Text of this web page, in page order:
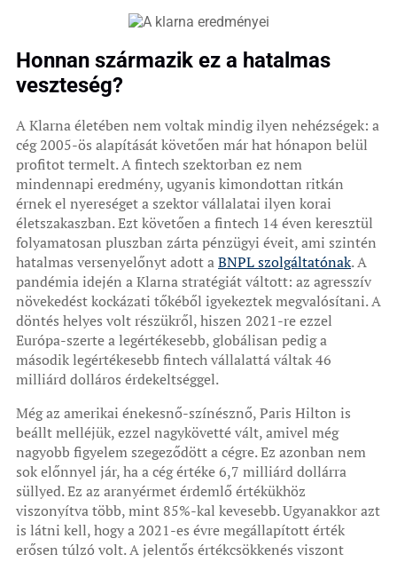
Honnan származik ez a hatalmas
veszteség?
A Klarna életében nem voltak mindig ilyen nehézségek: a
cég 2005-ös alapítását követően már hat hónapon belül
profitot termelt. A fintech szektorban ez nem
mindennapi eredmény, ugyanis kimondottan ritkán
érnek el nyereséget a szektor vállalatai ilyen korai
életszakaszban. Ezt követően a fintech 14 éven keresztül
folyamatosan pluszban zárta pénzügyi éveit, ami szintén
hatalmas versenyelőnyt adott aBNPL szolgáltatónak. A
pandémia idején a Klarna stratégiát váltott: az agresszív
növekedést kockázati tőkéből igyekeztek megvalósítani. A
döntés helyes volt részükről, hiszen 2021-re ezzel
Európa-szerte a legértékesebb, globálisan pedig a
második legértékesebb fintech vállalattá váltak 46
milliárd dolláros érdekeltséggel.
Még az amerikai énekesnő-színésznő, Paris Hilton is
beállt melléjük, ezzel nagykövetté vált, amivel még
nagyobb figyelem szegeződött a cégre. Ez azonban nem
sok előnnyel jár, ha a cég értéke 6,7 milliárd dollárra
süllyed. Ez az aranyérmet érdemlő értékükhöz
viszonyítva több, mint 85%-kal kevesebb. Ugyanakkor azt
is látni kell, hogy a 2021-es évre megállapított érték
erősen túlzó volt. A jelentős értékcsökkenés viszont